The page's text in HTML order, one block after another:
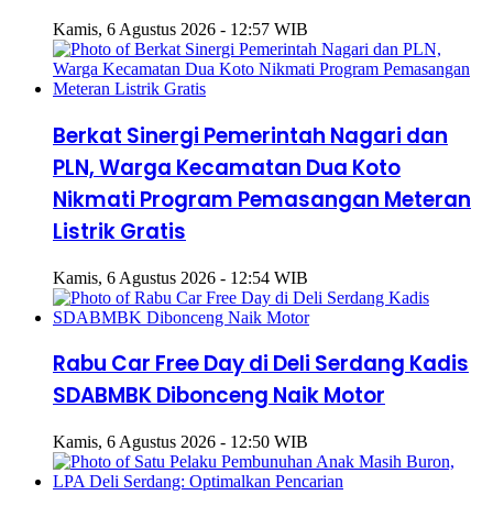
Kamis, 6 Agustus 2026 - 12:57 WIB
Berkat Sinergi Pemerintah Nagari dan
PLN, Warga Kecamatan Dua Koto
Nikmati Program Pemasangan Meteran
Listrik Gratis
Kamis, 6 Agustus 2026 - 12:54 WIB
Rabu Car Free Day di Deli Serdang Kadis
SDABMBK Dibonceng Naik Motor
Kamis, 6 Agustus 2026 - 12:50 WIB